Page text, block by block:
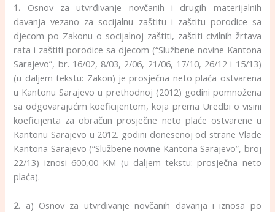
1. Osnov za utvrđivanje novčanih i drugih materijalnih
davanja vezano za socijalnu zaštitu i zaštitu porodice sa
djecom po Zakonu o socijalnoj zaštiti, zaštiti civilnih žrtava
rata i zaštiti porodice sa djecom (“Službene novine Kantona
Sarajevo”, br. 16/02, 8/03, 2/06, 21/06, 17/10, 26/12 i 15/13)
(u daljem tekstu: Zakon) je prosječna neto plaća ostvarena
u Kantonu Sarajevo u prethodnoj (2012) godini pomnožena
sa odgovarajućim koeficijentom, koja prema Uredbi o visini
koeficijenta za obračun prosječne neto plaće ostvarene u
Kantonu Sarajevo u 2012. godini donesenoj od strane Vlade
Kantona Sarajevo (“Službene novine Kantona Sarajevo”, broj
22/13) iznosi 600,00 KM (u daljem tekstu: prosječna neto
plaća).
2. a) Osnov za utvrđivanje novčanih davanja i iznosa po